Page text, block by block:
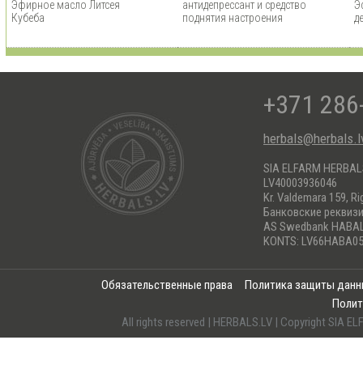
Эфирное масло Литсея
Кубеба
антидепрессант и средство
поднятия настроения
+371
SIA ELFARM
LV40003936046
Kr. Valdemara 159,
Банковские
AS Swedbank
KONTS:
Обязательственные права
Политика защиты
All rights reserved | HERBALS.LV | Copyright SIA